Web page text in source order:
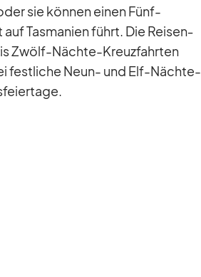
sie kön­nen ei­nen Fünf-
Tas­ma­nien führt. Die Rei­sen­
Zwölf-Nächte-Kreuz­fahr­ten
fest­li­che Neun- und Elf-Nächte-